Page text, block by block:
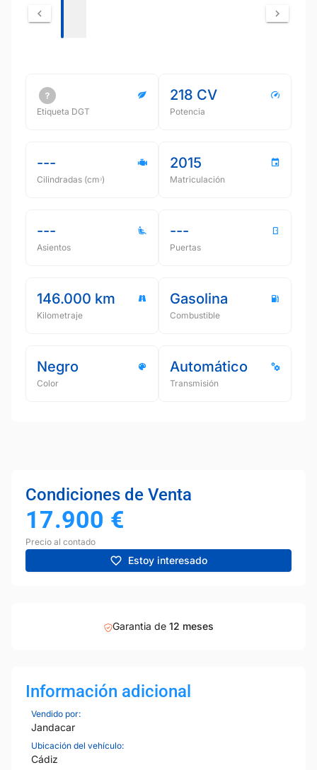
Etiqueta DGT
218 CV
Potencia
---
Cilindradas (cmᵌ)
2015
Matriculación
---
Asientos
---
Puertas
146.000 km
Kilometraje
Gasolina
Combustible
Negro
Color
Automático
Transmisión
Condiciones de Venta
17.900 €
Precio al contado
Estoy interesado
Garantia de 12 meses
Información adicional
Vendido por:
Jandacar
Ubicación del vehículo:
Cádiz